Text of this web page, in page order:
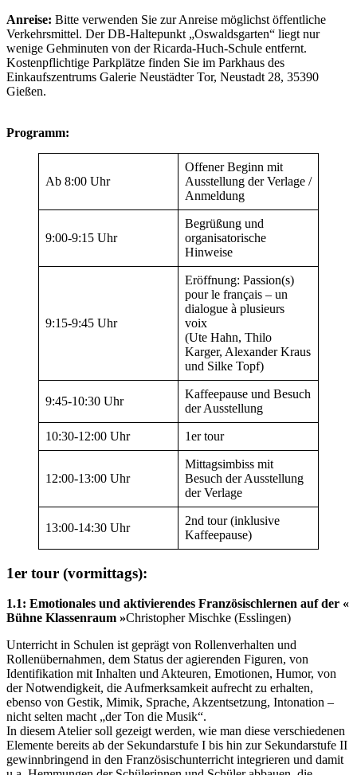
Anreise: Bitte verwenden Sie zur Anreise möglichst öffentliche
Verkehrsmittel. Der DB-Haltepunkt „Oswaldsgarten“ liegt nur
wenige Gehminuten von der Ricarda-Huch-Schule entfernt.
Kostenpflichtige Parkplätze finden Sie im Parkhaus des
Einkaufszentrums Galerie Neustädter Tor, Neustadt 28, 35390
Gießen.
Programm:
Ab 8:00 Uhr
Offener Beginn mit
Ausstellung der Verlage /
Anmeldung
9:00-9:15 Uhr
Begrüßung und
organisatorische
Hinweise
9:15-9:45 Uhr
Eröffnung: Passion(s)
pour le français – un
dialogue à plusieurs
voix
(Ute Hahn, Thilo
Karger, Alexander Kraus
und Silke Topf)
9:45-10:30 Uhr
Kaffeepause und Besuch
der Ausstellung
10:30-12:00 Uhr 1er tour
12:00-13:00 Uhr
Mittagsimbiss mit
Besuch der Ausstellung
der Verlage
13:00-14:30 Uhr
2nd tour (inklusive
Kaffeepause)
1er tour (vormittags):
1.1: Emotionales und aktivierendes Französischlernen auf der «
Bühne Klassenraum »Christopher Mischke (Esslingen)
Unterricht in Schulen ist geprägt von Rollenverhalten und
Rollenübernahmen, dem Status der agierenden Figuren, von
Identifikation mit Inhalten und Akteuren, Emotionen, Humor, von
der Notwendigkeit, die Aufmerksamkeit aufrecht zu erhalten,
ebenso von Gestik, Mimik, Sprache, Akzentsetzung, Intonation –
nicht selten macht „der Ton die Musik“.
In diesem Atelier soll gezeigt werden, wie man diese verschiedenen
Elemente bereits ab der Sekundarstufe I bis hin zur Sekundarstufe II
gewinnbringend in den Französischunterricht integrieren und damit